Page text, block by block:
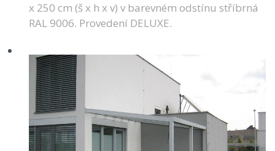
x 250 cm (š x h x v) v barevném odstínu stříbrná
RAL 9006. Provedení DELUXE.